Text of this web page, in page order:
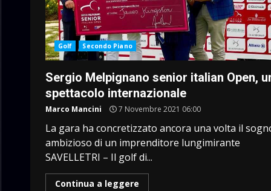
Golf Secondo Piano
Sergio Melpignano senior italian Open,
spettacolo internazionale
Marco Mancini 7 Novembre 2021 06:00
La gara ha concretizzato ancora una volta il
ambizioso di un imprenditore lungimirante
SAVELLETRI – Il golf di...
Continua a leggere